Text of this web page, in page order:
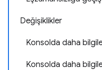
Değişiklikler
Konsolda daha
Konsolda daha